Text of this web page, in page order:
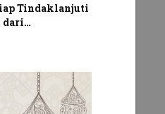
Tindaklanjuti
dari…